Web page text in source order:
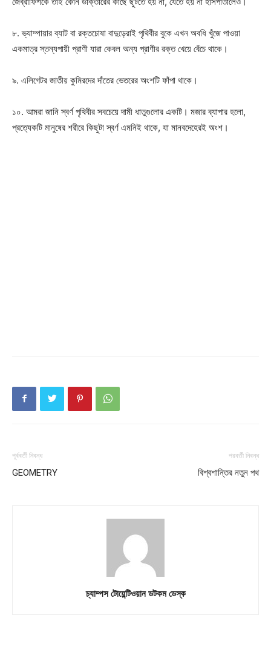
Company
Contact us
My account
৮. ভ্যাম্পায়ার ব্যাট বা রক্তচোষা বাদুড়েরাই পৃথিবীর বুকে এখন অবধি খুঁজে পাওয়া
একমাত্র স্তন্যপায়ী প্রাণী যারা কেবল অন্য প্রাণীর রক্ত খেয়ে বেঁচে থাকে।
৯. এলিগেটর জাতীয় কুমিরদের দাঁতের ভেতরের অংশটি ফাঁপা থাকে।
১০. আমরা জানি স্বর্ণ পৃথিবীর সবচেয়ে দামী ধাতুগুলোর একটি। মজার ব্যাপার হলো,
প্রত্যেকটি মানুষের শরীরে কিছুটা স্বর্ণ এমনিই থাকে, যা মানবদেহেরই অংশ।
পূর্ববর্তী নিবন্ধ
GEOMETRY
পরবর্তী নিবন্ধ
বিশ্বশান্তির নতুন পথ
চ্যাম্পস টোয়েন্টিওয়ান ডটকম ডেস্ক